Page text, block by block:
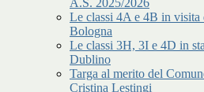
A.S. 2025/2026
Le classi 4A e 4B in visita
Bologna
Le classi 3H, 3I e 4D in
Dublino
Targa al merito del
Cristina Lestingi